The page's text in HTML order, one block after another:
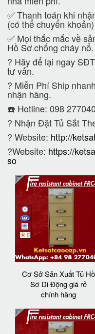
✅ Thanh toán khi
(có thể chuyển khoản)
✅ Mọi thắc mắc về
Hồ Sơ chống cháy nổ.
? Hãy để lại ngay
tư vấn.
? Miễn Phí Ship
nhận hàng.
☎️ Hotline: 098
? Nhận Đặt Tủ Sắt
? Website: http://
?Website: https://
so
Cơ Sở Sản Xuất Tủ Hồ
Sơ Di Động giá rẻ
chính hãng